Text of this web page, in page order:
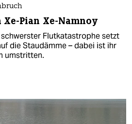
Xe-Pian Xe-Namnoy
schwerster Flutkatastrophe setzt
die Staudämme – dabei ist ihr
umstritten.